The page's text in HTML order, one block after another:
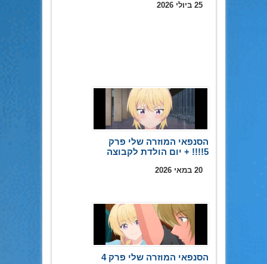
25 ביולי 2026
הסנפאי המוזרה שלי פרק
5!!!! + יום הולדת לקבוצה
20 במאי 2026
הסנפאי המוזרה שלי פרק 4